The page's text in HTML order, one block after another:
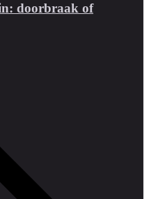
doorbraak of